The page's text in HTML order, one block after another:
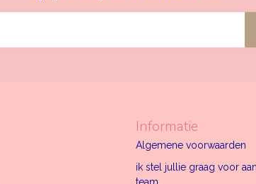
Informatie
Algemene voorwaarden
ik stel jullie graag voor